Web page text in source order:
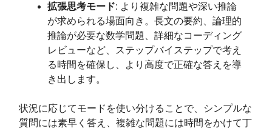
拡張思考モード: より複雑な問題や深い推論
が求められる場面向き。長文の要約、論理的
推論が必要な数学問題、詳細なコーディング
レビューなど、ステップバイステップで考え
る時間を確保し、より高度で正確な答えを導
き出します。
状況に応じてモードを使い分けることで、シンプルな
質問には素早く答え、複雑な問題には時間をかけて丁